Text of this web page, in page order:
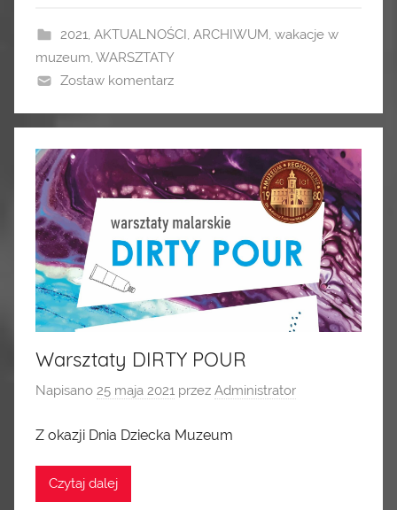
2021, AKTUALNOŚCI, ARCHIWUM, wakacje w
muzeum, WARSZTATY
Zostaw komentarz
Warsztaty DIRTY POUR
Napisano 25 maja 2021 przez Administrator
Z okazji Dnia Dziecka Muzeum
Czytaj dalej